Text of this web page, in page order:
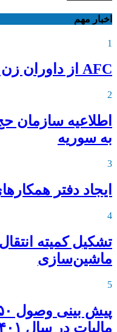
اخبار مهم
1
AFC از داوران زن ایران دعوت کرد
2
اطلاعیه‌ سازمان
به سوریه
3
ایجاد دفتر
4
تشکیل کمیته
ماشین‌سازی
5
مالیات در سال ۱۴۰۱